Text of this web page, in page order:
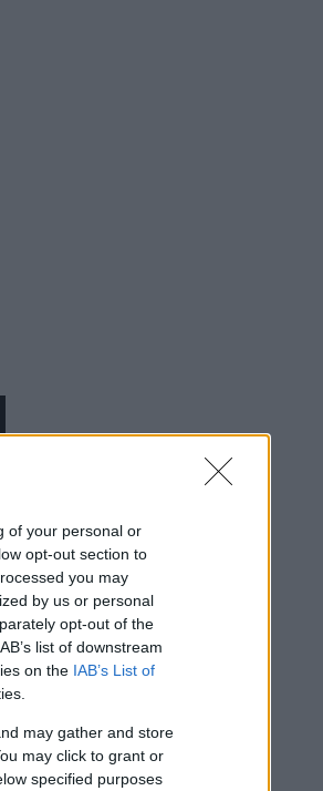
of your personal or
opt-out section to
you may
by us or personal
opt-out of the
list of downstream
on the IAB’s List of
may gather and store
may click to grant or
specified purposes